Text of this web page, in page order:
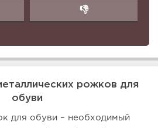
👎
рожков для
обуви
для обуви – необходимый